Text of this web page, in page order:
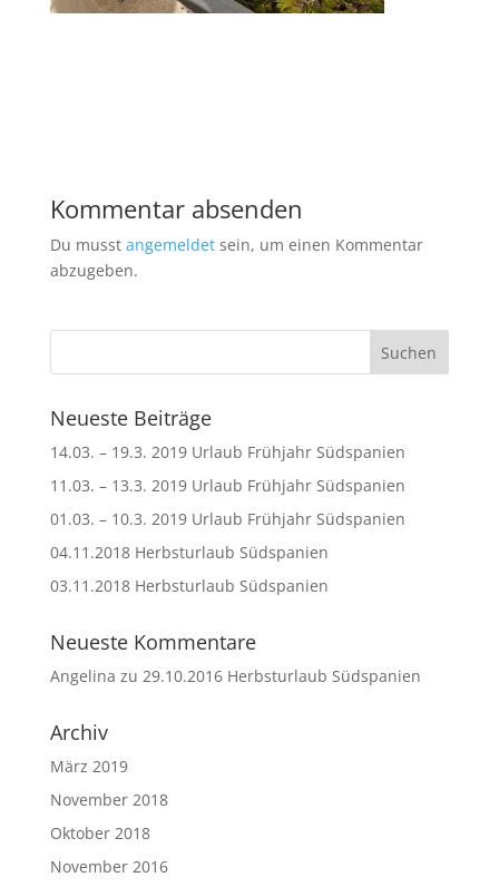
Kommentar absenden
Du musst angemeldetsein, um einen Kommentar
abzugeben.
Neueste Beiträge
14.03. – 19.3. 2019 Urlaub Frühjahr Südspanien
11.03. – 13.3. 2019 Urlaub Frühjahr Südspanien
01.03. – 10.3. 2019 Urlaub Frühjahr Südspanien
04.11.2018 Herbsturlaub Südspanien
03.11.2018 Herbsturlaub Südspanien
Neueste Kommentare
Angelina zu 29.10.2016 Herbsturlaub Südspanien
Archiv
März 2019
November 2018
Oktober 2018
November 2016